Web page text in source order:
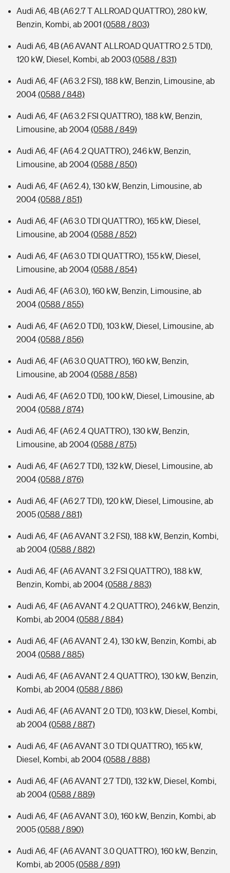
Audi A6, 4B (A6 2.7 T ALLROAD QUATTRO), 280 kW,
Benzin, Kombi, ab 2001 (0588 / 803)
Audi A6, 4B (A6 AVANT ALLROAD QUATTRO 2.5 TDI),
120 kW, Diesel, Kombi, ab 2003(0588 / 831)
Audi A6, 4F (A6 3.2 FSI), 188 kW, Benzin, Limousine, ab
2004(0588 / 848)
Audi A6, 4F (A6 3.2 FSI QUATTRO), 188 kW, Benzin,
Limousine, ab 2004(0588 / 849)
Audi A6, 4F (A6 4.2 QUATTRO), 246 kW, Benzin,
Limousine, ab 2004(0588 / 850)
Audi A6, 4F (A6 2.4), 130 kW, Benzin, Limousine, ab
2004(0588 / 851)
Audi A6, 4F (A6 3.0 TDI QUATTRO), 165 kW, Diesel,
Limousine, ab 2004(0588 / 852)
Audi A6, 4F (A6 3.0 TDI QUATTRO), 155 kW, Diesel,
Limousine, ab 2004(0588 / 854)
Audi A6, 4F (A6 3.0), 160 kW, Benzin, Limousine, ab
2004(0588 / 855)
Audi A6, 4F (A6 2.0 TDI), 103 kW, Diesel, Limousine, ab
2004(0588 / 856)
Audi A6, 4F (A6 3.0 QUATTRO), 160 kW, Benzin,
Limousine, ab 2004(0588 / 858)
Audi A6, 4F (A6 2.0 TDI), 100 kW, Diesel, Limousine, ab
2004(0588 / 874)
Audi A6, 4F (A6 2.4 QUATTRO), 130 kW, Benzin,
Limousine, ab 2004(0588 / 875)
Audi A6, 4F (A6 2.7 TDI), 132 kW, Diesel, Limousine, ab
2004(0588 / 876)
Audi A6, 4F (A6 2.7 TDI), 120 kW, Diesel, Limousine, ab
2005(0588 / 881)
Audi A6, 4F (A6 AVANT 3.2 FSI), 188 kW, Benzin, Kombi,
ab 2004(0588 / 882)
Audi A6, 4F (A6 AVANT 3.2 FSI QUATTRO), 188 kW,
Benzin, Kombi, ab 2004(0588 / 883)
Audi A6, 4F (A6 AVANT 4.2 QUATTRO), 246 kW, Benzin,
Kombi, ab 2004(0588 / 884)
Audi A6, 4F (A6 AVANT 2.4), 130 kW, Benzin, Kombi, ab
2004(0588 / 885)
Audi A6, 4F (A6 AVANT 2.4 QUATTRO), 130 kW, Benzin,
Kombi, ab 2004(0588 / 886)
Audi A6, 4F (A6 AVANT 2.0 TDI), 103 kW, Diesel, Kombi,
ab 2004(0588 / 887)
Audi A6, 4F (A6 AVANT 3.0 TDI QUATTRO), 165 kW,
Diesel, Kombi, ab 2004(0588 / 888)
Audi A6, 4F (A6 AVANT 2.7 TDI), 132 kW, Diesel, Kombi,
ab 2004(0588 / 889)
Audi A6, 4F (A6 AVANT 3.0), 160 kW, Benzin, Kombi, ab
2005(0588 / 890)
Audi A6, 4F (A6 AVANT 3.0 QUATTRO), 160 kW, Benzin,
Kombi, ab 2005(0588 / 891)